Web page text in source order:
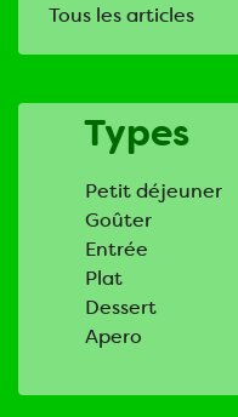
Tous les articles
Types
Petit déjeuner
Goûter
Entrée
Plat
Dessert
Apero